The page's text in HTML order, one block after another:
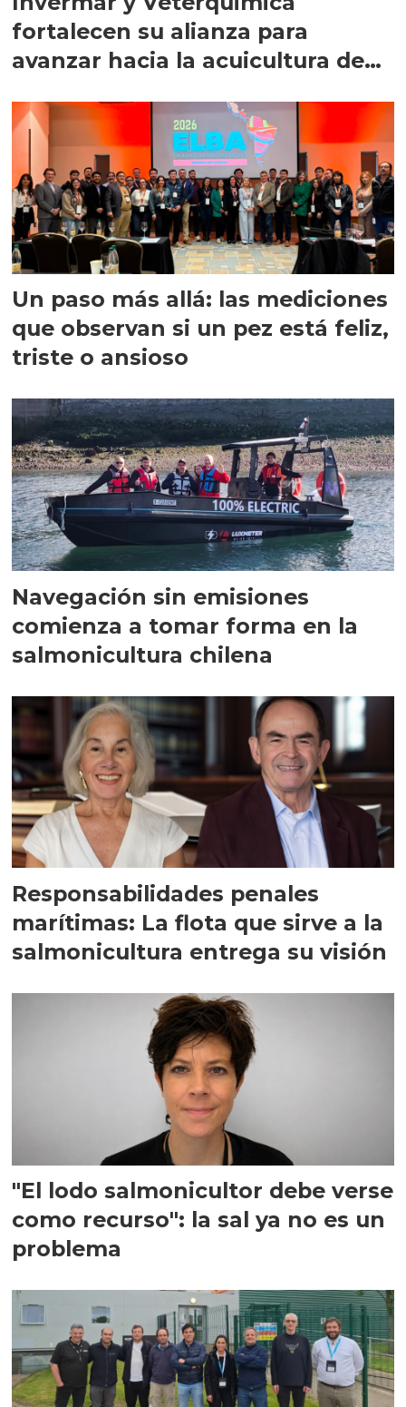
fortalecen su alianza para
avanzar hacia la acuicultura de
Un paso más allá: las mediciones
que observan si un pez está feliz,
triste o ansioso
Navegación sin emisiones
comienza a tomar forma en la
salmonicultura chilena
Responsabilidades penales
marítimas: La flota que sirve a la
salmonicultura entrega su visión
"El lodo salmonicultor debe verse
como recurso": la sal ya no es un
problema